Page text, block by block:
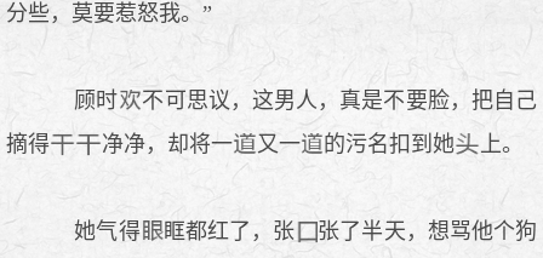
分些，莫要惹怒我。”
顾时
不可思议，这男人，真是不要脸，把自己
摘得
净净，却将一 又一 的污名扣到她 上。
她气得 眶都红了，张
张了半天，想骂他个狗